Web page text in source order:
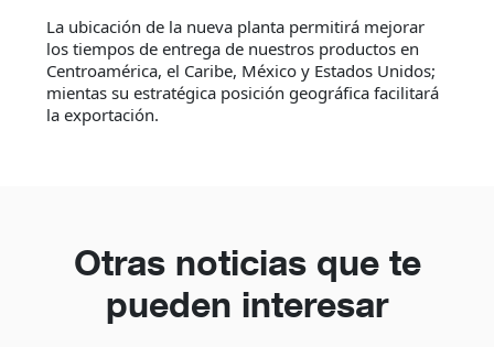
La ubicación de la nueva planta permitirá mejorar
los tiempos de entrega de nuestros productos en
Centroamérica, el Caribe, México y Estados Unidos;
mientas su estratégica posición geográfica facilitará
la exportación.
Otras noticias que te
pueden interesar